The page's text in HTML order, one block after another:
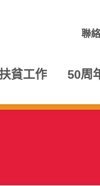
聯
扶貧工作 50周